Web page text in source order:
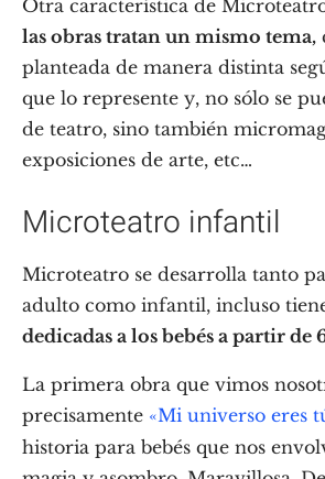
Otra característica de
las obras tratan un mismo tema,
planteada de manera distinta
que lo represente y, no sólo se
de teatro, sino también
exposiciones de arte, etc…
Microteatro infantil
Microteatro se desarrolla tanto
adulto como infantil, incluso
dedicadas a los bebés a partir de
La primera obra que vimos
precisamente «Mi universo eres
historia para bebés que nos